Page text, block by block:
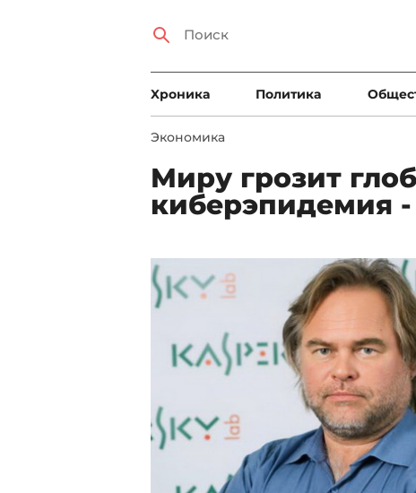
Xроника Политика
Экономика
Миру грозит
киберэпидемия